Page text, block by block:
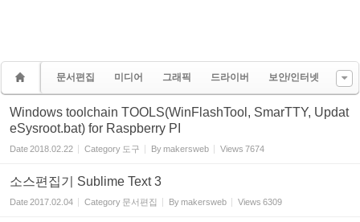
문서편집 미디어 그래픽 드라이버 보안/인터넷
Windows toolchain TOOLS(WinFlashTool, SmarTTY, Updat
eSysroot.bat) for Raspberry PI
Date2018.02.22 Category 도구 Bymakersweb Views 7674
소스편집기 Sublime Text 3
Date2017.02.04 Category 문서편집 Bymakersweb Views 6309